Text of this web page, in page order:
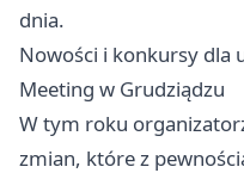
dnia.
Nowości i konkursy dla
Meeting w Grudziądzu
W tym roku
zmian, które z